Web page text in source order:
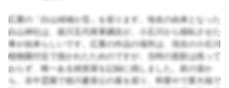
広重の「白山傾城か窪」を巡ります。地名の由来となった
白山神社は、徳川五代将軍綱吉が、小石川から移転させた
事が由来らしいです。広重の作品の場所は、現在の小石川
植物園付近で描かれたためのですが、当時の面影は残って
おらず、唯一ある雑貨屋を記録に残しました。萩の湯か
ら、谷中霊園で徳川慶喜公の墓を巡り、和栗やで栗大福で